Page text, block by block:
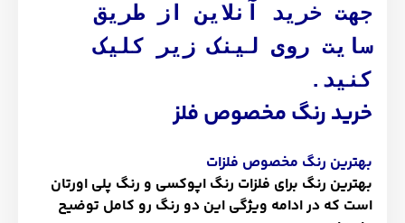
جهت خرید آنلاین از طریق
سایت روی لینک زیر کلیک
کنید.
خرید رنگ مخصوص فلز
بهترین رنگ مخصوص فلزات
بهترین رنگ برای فلزات رنگ اپوکسی و رنگ پلی اورتان
است که در ادامه ویژگی این دو رنگ رو کامل توضیح